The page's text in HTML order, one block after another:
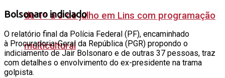
de 1º a 3 de julho em Lins com programação
multicultural
Bolsonaro indiciado
O relatório final da Polícia Federal (PF), encaminhado
à Procuradoria-Geral da República (PGR) propondo o
indiciamento de Jair Bolsonaro e de outras 37 pessoas, traz
com detalhes o envolvimento do ex-presidente na trama
golpista.